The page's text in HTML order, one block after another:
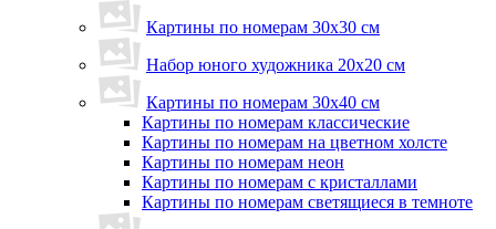
Картины по номерам 30x30 см
Набор юного художника 20х20 см
Картины по номерам 30х40 см
Картины по номерам классические
Картины по номерам на цветном холсте
Картины по номерам неон
Картины по номерам с кристаллами
Картины по номерам светящиеся в темноте